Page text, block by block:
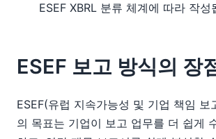
ESEF XBRL 분류 체계에 따라 작성
ESEF 보고 방식의 장
ESEF(유럽 지속가능성 및 기업 책임 보
의 목표는 기업이 보고 업무를 더 쉽게